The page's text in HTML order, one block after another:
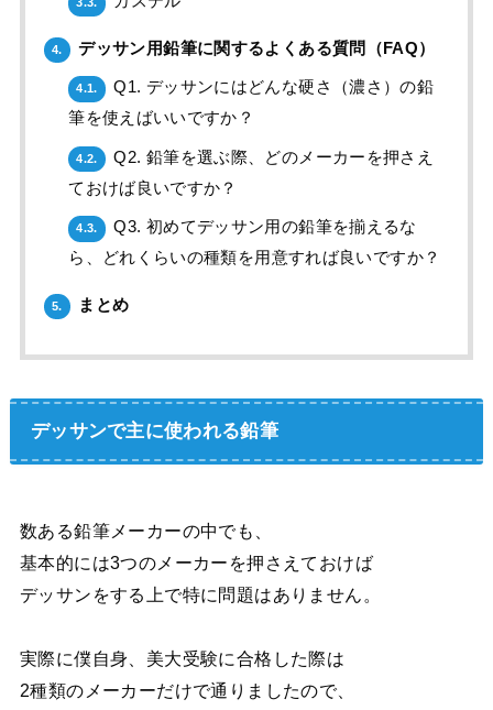
4. デッサン用鉛筆に関するよくある質問（FAQ）
4.1.
Q1. デッサンにはどんな硬さ（濃さ）の鉛
筆を使えばいいですか？
4.2.
Q2. 鉛筆を選ぶ際、どのメーカーを押さえ
ておけば良いですか？
4.3.
Q3. 初めてデッサン用の鉛筆を揃えるな
ら、どれくらいの種類を用意すれば良いですか？
5. まとめ
デッサンで主に使われる鉛筆
数ある鉛筆メーカーの中でも、
基本的には3つのメーカーを押さえておけば
デッサンをする上で特に問題はありません。
実際に僕自身、美大受験に合格した際は
2種類のメーカーだけで通りましたので、